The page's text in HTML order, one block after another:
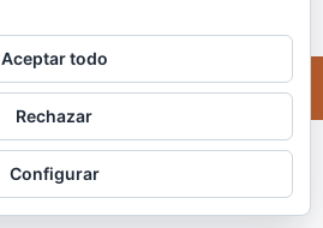
Saludable 2021
Aceptar todo
Rechazar
Configurar